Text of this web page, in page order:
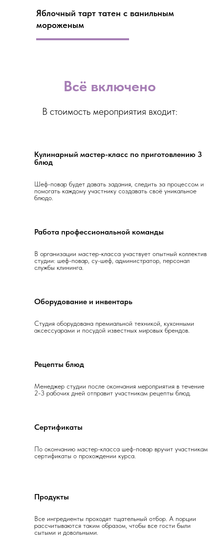
Яблочный тарт татен с ванильным
мороженым
Всё включено
В стоимость мероприятия входит:
Кулинарный мастер-класс по приготовлению 3
блюд
Шеф-повар будет давать задания, следить за процессом и
помогать каждому участнику создавать своё уникальное
блюдо.
Работа профессиональной команды
В организации мастер-класса участвует опытный коллектив
студии: шеф-повар, су-шеф, администратор, персонал
службы клининга.
Оборудование и инвентарь
Студия оборудована премиальной техникой, кухонными
аксессуарами и посудой известных мировых брендов.
Рецепты блюд
Менеджер студии после окончания мероприятия в течение
2-3 рабочих дней отправит участникам рецепты блюд.
Сертификаты
По окончанию мастер-класса шеф-повар вручит участникам
сертификаты о прохождении курса.
Продукты
Все ингредиенты проходят тщательный отбор. А порции
рассчитываются таким образом, чтобы все гости были
сытыми и довольными.